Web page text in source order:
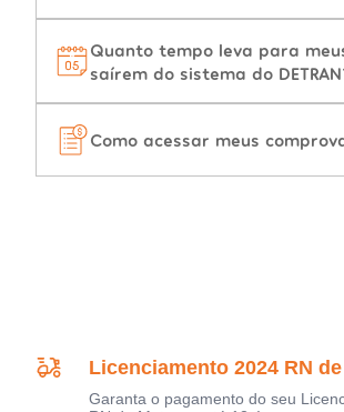
Quanto tempo leva para
saírem do sistema do
Como acessar meus
Licenciamento 2024 RN
Garanta o pagamento do seu